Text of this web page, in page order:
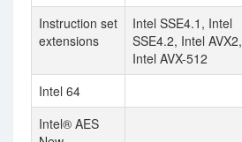
Instruction set
extensions
Intel SSE4.1, Intel
SSE4.2, Intel AVX2,
Intel AVX-512
Intel 64
Intel® AES